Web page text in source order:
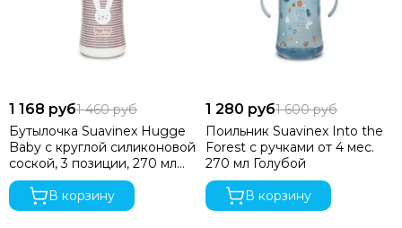
1 168 руб1 460 руб
Бутылочка Suavinex Hugge
Baby с круглой силиконовой
соской, 3 позиции, 270 мл
Розовая
В корзину
1 280 руб1 600 руб
Поильник Suavinex Into the
Forest с ручками от 4 мес.
270 мл Голубой
В корзину